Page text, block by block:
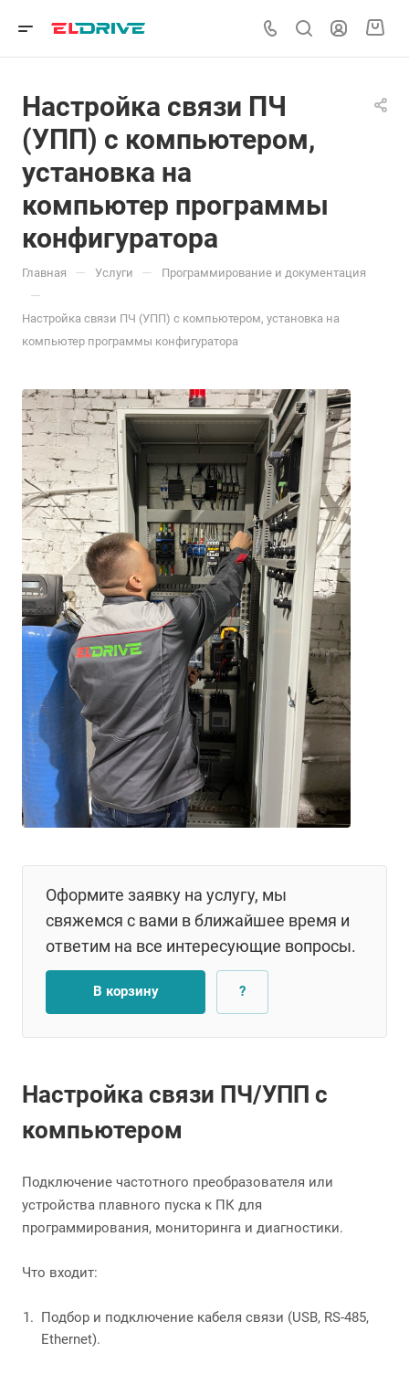
Настройка связи ПЧ
(УПП) с компьютером,
установка на
компьютер программы
конфигуратора
Главная — Услуги — Программирование и документация
—
Настройка связи ПЧ (УПП) с компьютером, установка на
компьютер программы конфигуратора
Оформите заявку на услугу, мы
свяжемся с вами в ближайшее время и
ответим на все интересующие вопросы.
В корзину ?
Настройка связи ПЧ/УПП с
компьютером
Подключение частотного преобразователя или
устройства плавного пуска к ПК для
программирования, мониторинга и диагностики.
Что входит:
Подбор и подключение кабеля связи (USB, RS-485,
Ethernet).